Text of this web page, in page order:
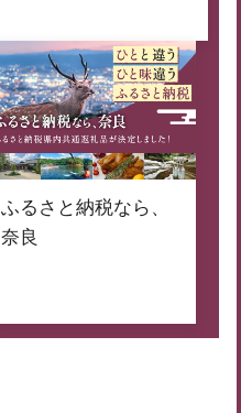
ふるさと納税なら、
奈良